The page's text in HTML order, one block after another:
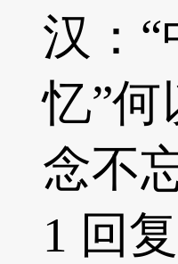
汉：“
忆”何
念不
1 回复